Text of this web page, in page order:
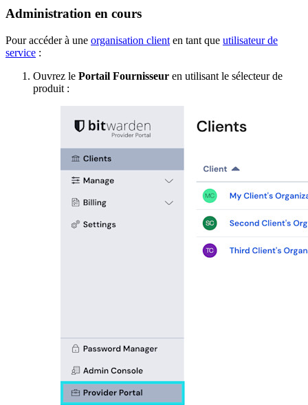
Administration en cours
Pour accéder à une organisation client en tant que utilisateur de
service :
Ouvrez le Portail Fournisseur en utilisant le sélecteur de
produit :